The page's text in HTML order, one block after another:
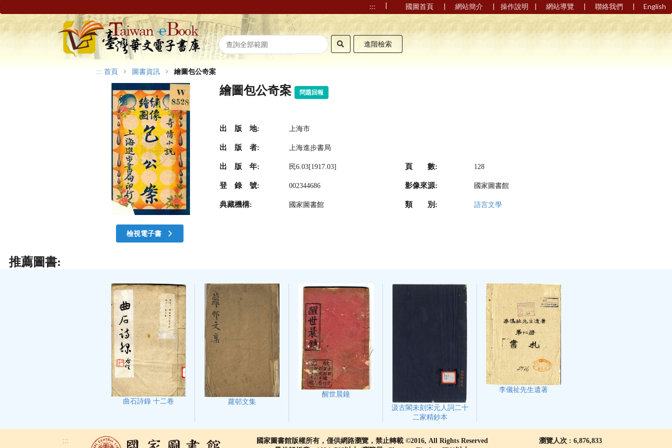
::: | 國圖首頁 | 網站簡介 | 操作說明 | 網站導覽 | 聯絡我們 | English
進階檢索
::: 首頁 圖書資訊 繪圖包公奇案
檢視電子書
繪圖包公奇案 問題回報
出 版 地: 上海市
出 版 者: 上海進步書局
出 版 年: 民6.03[1917.03] 頁 數: 128
登 錄 號: 002344686 影像來源: 國家圖書館
典藏機構: 國家圖書館 類 別: 語言文學
推薦圖書:
曲石詩錄 十二卷 蘿邨文集
醒世晨鐘
汲古閣未刻宋元人詞二十
二家精鈔本
李儀祉先生遺著
:::
國家圖書館版權所有，僅供網路瀏覽，禁止轉載 ©2016, All Rights Reserved
瀏覽人次 : 6,876,833